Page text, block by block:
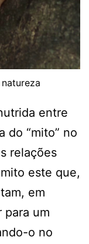
entre
do “mito” no
relações
este que,
em
para um
o no